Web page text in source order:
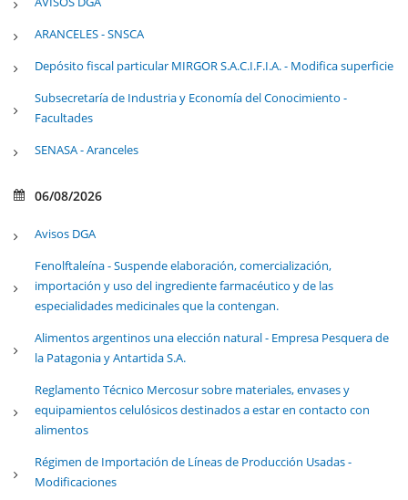
ARANCELES - SNSCA
Depósito fiscal particular MIRGOR S.A.C.I.F.I.A. - Modifica superficie
Subsecretaría de Industria y Economía del Conocimiento -
Facultades
SENASA - Aranceles
06/08/2026
Avisos DGA
Fenolftaleína - Suspende elaboración, comercialización,
importación y uso del ingrediente farmacéutico y de las
especialidades medicinales que la contengan.
Alimentos argentinos una elección natural - Empresa Pesquera de
la Patagonia y Antartida S.A.
Reglamento Técnico Mercosur sobre materiales, envases y
equipamientos celulósicos destinados a estar en contacto con
alimentos
Régimen de Importación de Líneas de Producción Usadas -
Modificaciones